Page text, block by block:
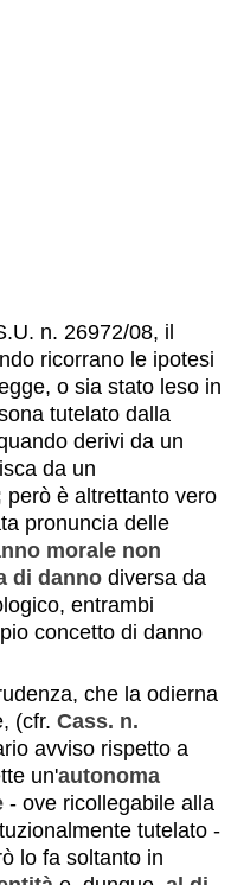
n. 26972/08, il
ricorrano le ipotesi
o sia stato leso in
tutelato dalla
derivi da un
da un
però è altrettanto vero
pronuncia delle
morale non
di danno diversa da
entrambi
concetto di danno
che la odierna
(cfr. Cass. n.
avviso rispetto a
un'autonoma
- ove ricollegabile alla
tutelato -
lo fa soltanto in